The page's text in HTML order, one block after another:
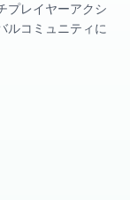
プレイヤーアクシ
ルコミュニティに